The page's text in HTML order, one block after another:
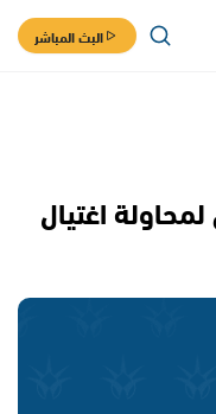
البث المباشر
اغتيال